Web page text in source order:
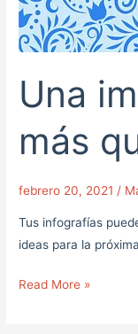
Una
más
febrero 20, 2021/
Tus infografías
ideas para la
Read More »